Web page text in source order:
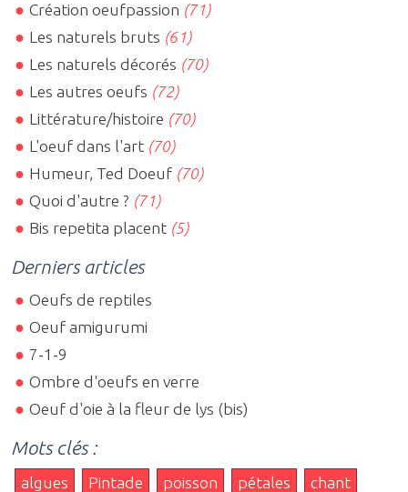
Création oeufpassion (71)
Les naturels bruts (61)
Les naturels décorés (70)
Les autres oeufs (72)
Littérature/histoire (70)
L'oeuf dans l'art (70)
Humeur, Ted Doeuf (70)
Quoi d'autre ? (71)
Bis repetita placent (5)
Derniers articles
Oeufs de reptiles
Oeuf amigurumi
7-1-9
Ombre d'oeufs en verre
Oeuf d'oie à la fleur de lys (bis)
Mots clés :
algues Pintade poisson pétales
chant